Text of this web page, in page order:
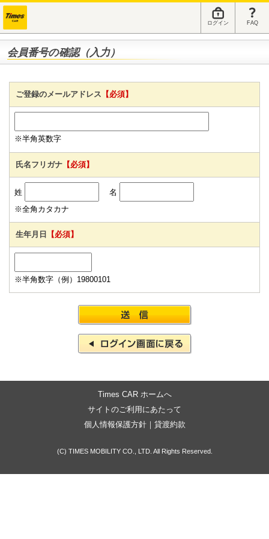
ログイン FAQ
会員番号の確認（入力）
ご登録のメールアドレス 【必須】
※半角英数字
氏名フリガナ 【必須】
姓
名
※全角カタカナ
生年月日 【必須】
※半角数字（例）19800101
Times CAR ホームへ
サイトのご利用にあたって
個人情報保護方針｜ 貸渡約款
(C) TIMES MOBILITY CO., LTD. All Rights Reserved.